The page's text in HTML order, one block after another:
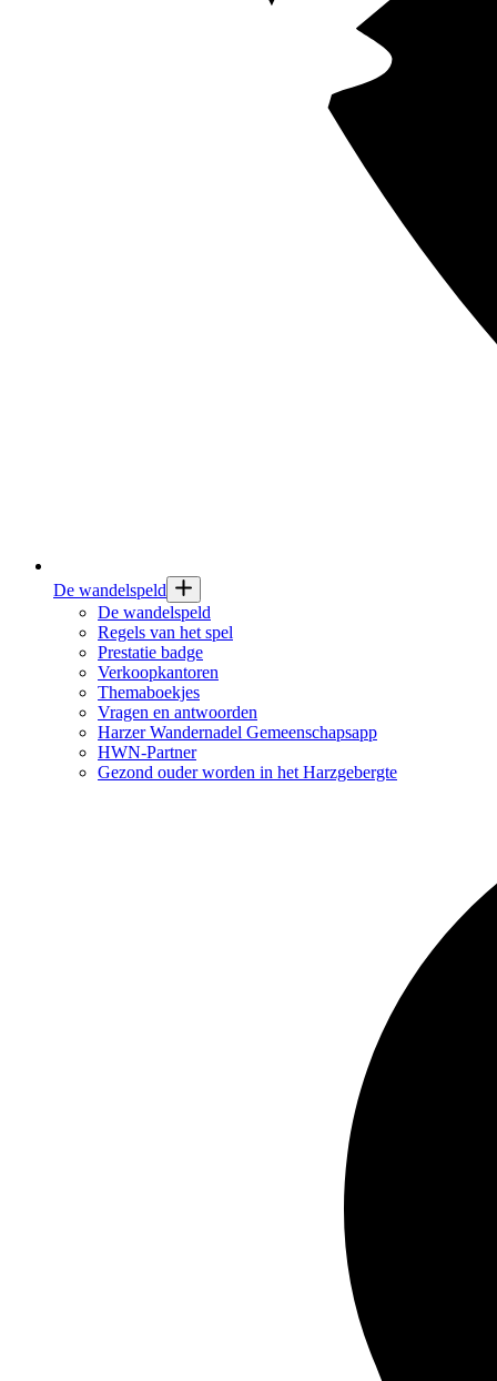
De wandelspeld
De wandelspeld
Regels van het spel
Prestatie badge
Verkoopkantoren
Themaboekjes
Vragen en antwoorden
Harzer Wandernadel Gemeenschapsapp
HWN-Partner
Gezond ouder worden in het Harzgebergte